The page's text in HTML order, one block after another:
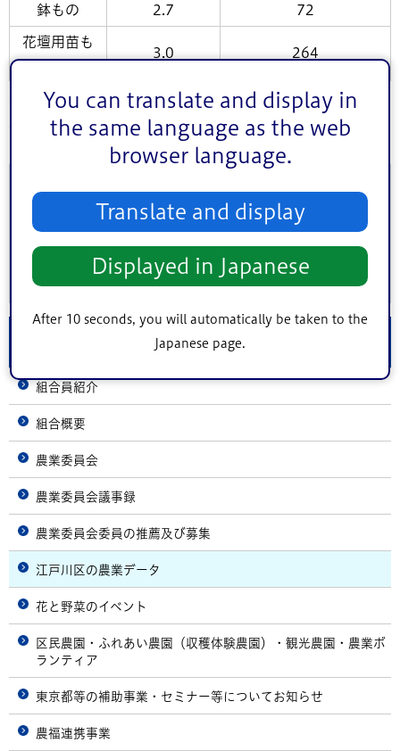
You can translate and display in
the same language as the web
browser language.
Translate and display
Displayed in Japanese
After 10 seconds, you will automatically be taken to the
Japanese page.
鉢もの 2.7 72
花壇用苗も
の
3.0 264
江戸川区の花き栽培では、様々な品種を生産しています。
花壇用苗ものの生産が多いです。
このページに関するお問い合わせ
このページは産業経済部産業振興課が担当しています。
農業・水産業情報
組合員紹介
組合概要
農業委員会
農業委員会議事録
農業委員会委員の推薦及び募集
江戸川区の農業データ
花と野菜のイベント
区民農園・ふれあい農園（収穫体験農園）・観光農園・農業ボ
ランティア
東京都等の補助事業・セミナー等についてお知らせ
農福連携事業